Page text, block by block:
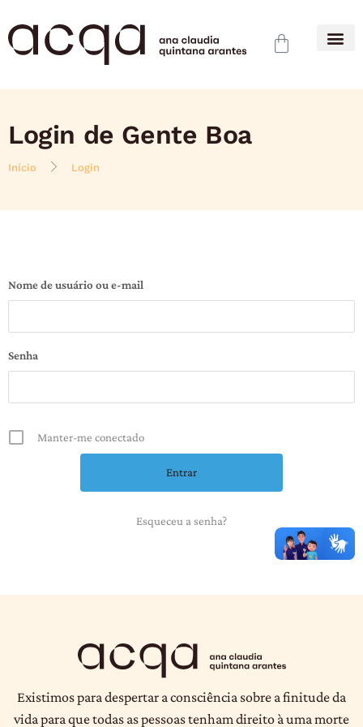
Login de Gente Boa
Início Login
Nome de usuário ou e-mail
Senha
Manter-me conectado
Esqueceu a senha?
Existimos para despertar a consciência sobre a finitude da
vida para que todas as pessoas tenham direito à uma morte